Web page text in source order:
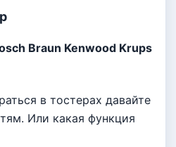
Braun Kenwood Krups
в тостерах давайте
Или какая функция